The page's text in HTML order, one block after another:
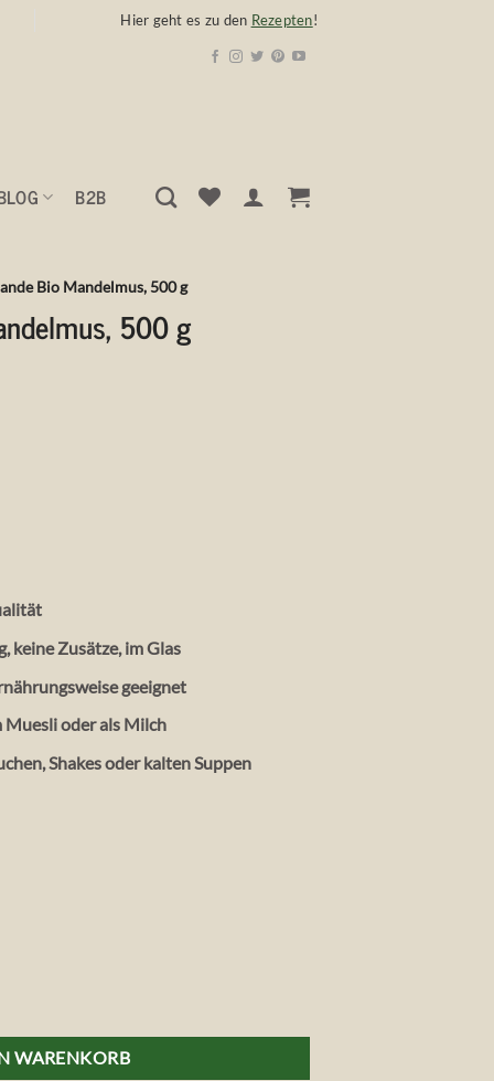
Hier geht es zu den Rezepten!
B2B
Bio Mandelmus, 500 g
500 g
keine Zusätze, im Glas
geeignet
Muesli oder als Milch
Shakes oder kalten Suppen
Menge
WARENKORB